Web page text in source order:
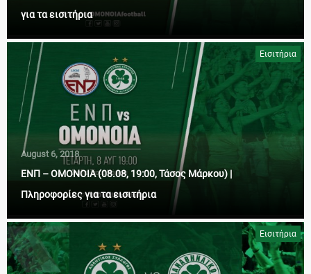
για τα εισιτήρια
Εισιτήρια
August 6, 2018
ΕΝΠ – ΟΜΟΝΟΙΑ (08.08, 19:00, Τάσος Μάρκου) |
Πληροφορίες για τα εισιτήρια
Εισιτήρια